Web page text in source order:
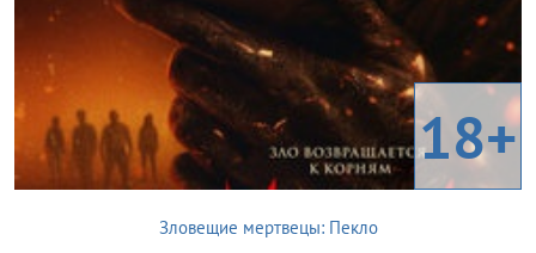
18+
Зловещие мертвецы: Пекло